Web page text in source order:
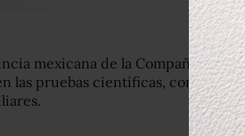
mexicana de la Compañía de
las pruebas científicas, con un